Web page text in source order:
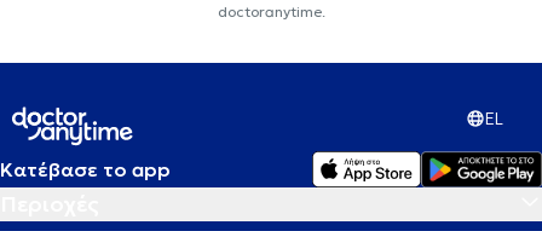
doctoranytime.
EL
Κατέβασε το app